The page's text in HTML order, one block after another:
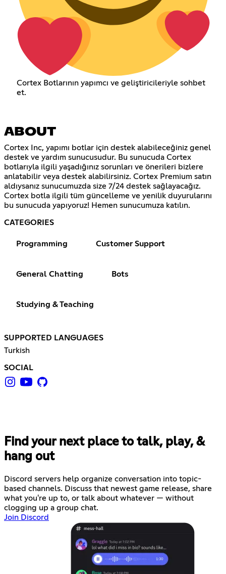
Cortex Botlarının yapımcı ve geliştiricileriyle sohbet
et.
ABOUT
Cortex Inc, yapımı botlar için destek alabileceğiniz genel
destek ve yardım sunucusudur. Bu sunucuda Cortex
botlarıyla ilgili yaşadığınız sorunları ve önerileri bizlere
anlatabilir veya destek alabilirsiniz. Cortex Premium satın
aldıysanız sunucumuzda size 7/24 destek sağlayacağız.
Cortex botla ilgili tüm güncelleme ve yenilik duyurularını
bu sunucuda yapıyoruz! Hemen sunucumuza katılın.
CATEGORIES
Programming Customer Support
General Chatting Bots
Studying & Teaching
SUPPORTED LANGUAGES
Turkish
SOCIAL
Find your next place to talk, play, &
hang out
Discord servers help organize conversation into topic-
based channels. Discuss that newest game release, share
what you're up to, or talk about whatever — without
clogging up a group chat.
Join Discord